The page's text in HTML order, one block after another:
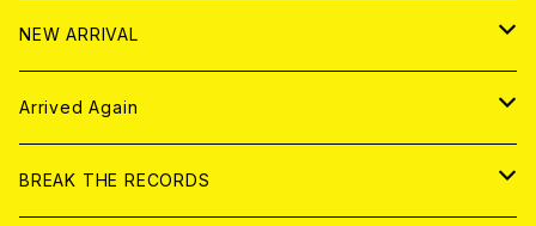
HOOD
EL ZINE
アナログ
アパレル
書籍
NEW ARRIVAL
CD
アナログ
Arrived Again
CD
BREAK THE RECORDS